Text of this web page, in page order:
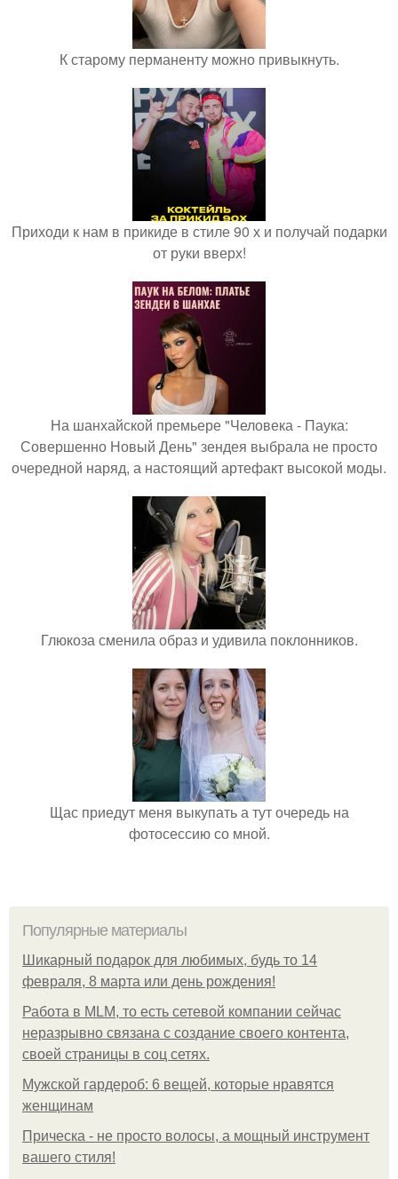
К старому перманенту можно привыкнуть.
Приходи к нам в прикиде в стиле 90 х и получай подарки
от руки вверх!
На шанхайской премьере "Человека - Паука:
Совершенно Новый День" зендея выбрала не просто
очередной наряд, а настоящий артефакт высокой моды.
Глюкоза сменила образ и удивила поклонников.
Щас приедут меня выкупать а тут очередь на
фотосессию со мной.
Популярные материалы
Шикарный подарок для любимых, будь то 14
февраля, 8 марта или день рождения!
Работа в MLM, то есть сетевой компании сейчас
неразрывно связана с создание своего контента,
своей страницы в соц сетях.
Мужской гардероб: 6 вещей, которые нравятся
женщинам
Прическа - не просто волосы, а мощный инструмент
вашего стиля!